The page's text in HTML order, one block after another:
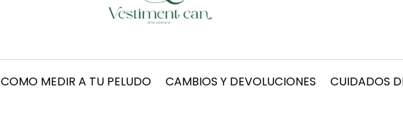
COMO MEDIR A TU PELUDO CAMBIOS Y DEVOLUCIONES CUIDADOS